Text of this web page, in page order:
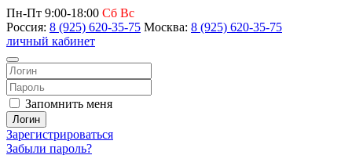
Пн-Пт 9:00-18:00 Сб Вс
Россия: 8 (925) 620-35-75 Москва: 8 (925) 620-35-75
личный кабинет
Запомнить меня
Логин
Зарегистрироваться
Забыли пароль?